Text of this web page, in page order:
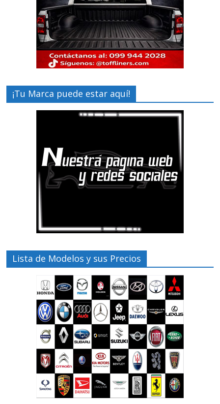
¡Tu Marca puede estar aquí!
Lista de Modelos y sus Precios